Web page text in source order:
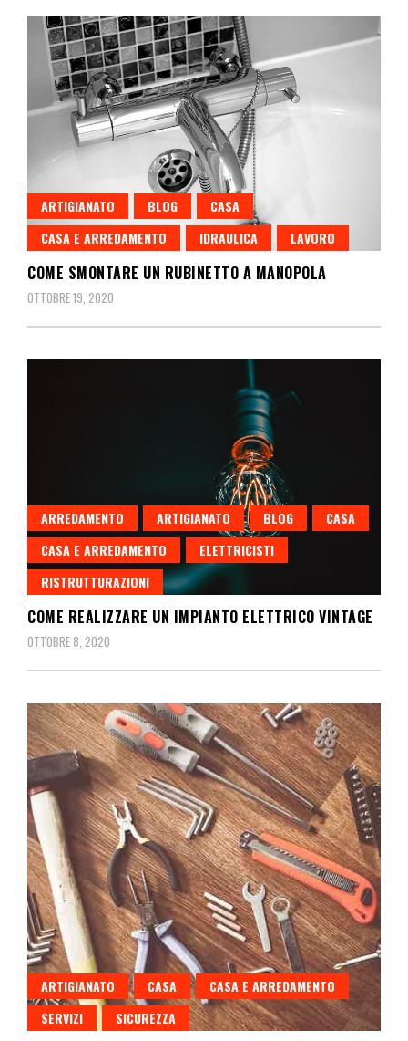
ARTIGIANATO BLOG
CASA
CASA E ARREDAMENTO
IDRAULICA LAVORO
COME SMONTARE UN RUBINETTO A MANOPOLA
OTTOBRE 19, 2020
ARREDAMENTO ARTIGIANATO BLOG
CASA
CASA E ARREDAMENTO
ELETTRICISTI
RISTRUTTURAZIONI
COME REALIZZARE UN IMPIANTO ELETTRICO VINTAGE
OTTOBRE 8, 2020
ARTIGIANATO CASA
CASA E ARREDAMENTO
SERVIZI
SICUREZZA